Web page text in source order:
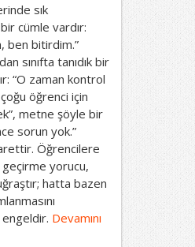
sık
cümle vardır:
ben bitirdim.”
sınıfta tanıdık bir
“O zaman kontrol
öğrenci için
metne şöyle bir
sorun yok.”
Öğrencilere
yorucu,
hatta bazen
Devamını